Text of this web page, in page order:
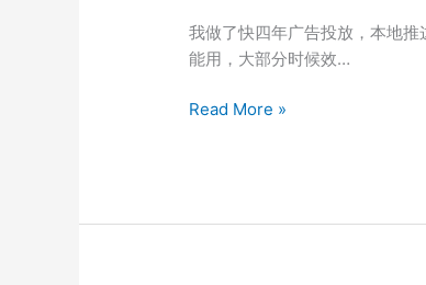
基
本
亏
我做了快四年广告投放，本地
能用，大部分时候效…
抖
Read More »